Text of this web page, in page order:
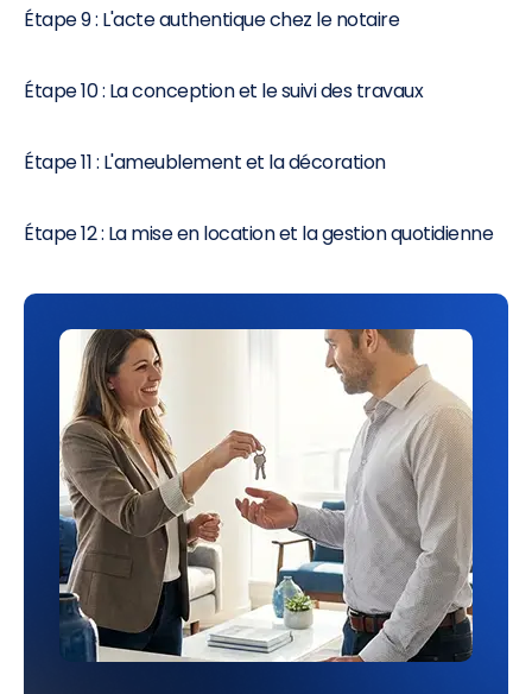
Étape 9 : L'acte authentique chez le notaire
Étape 10 : La conception et le suivi des travaux
Étape 11 : L'ameublement et la décoration
Étape 12 : La mise en location et la gestion quotidienne